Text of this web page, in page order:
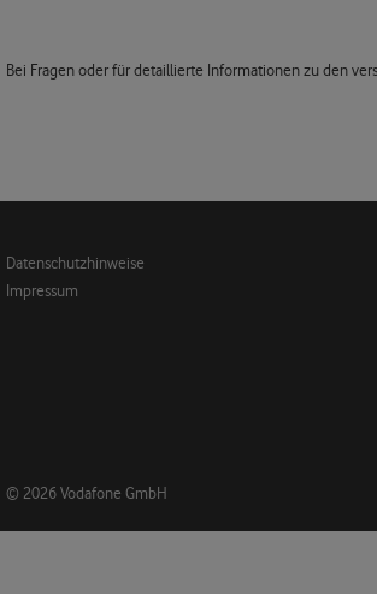
Bei Fragen oder für detaillierte Informationen zu den
Datenschutzhinweise
Impressum
© 2026 Vodafone GmbH